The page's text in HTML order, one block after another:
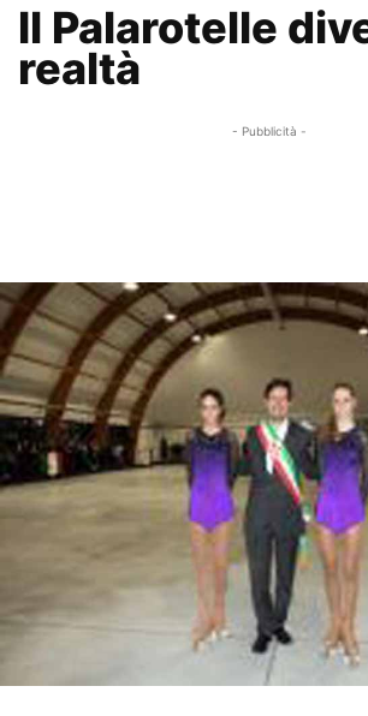
Il Palarotelle
realtà
- Pubblicità -